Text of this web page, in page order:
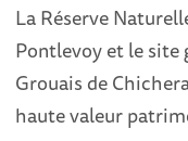
La Réserve
Pontlevoy et le site
Grouais de
haute valeur